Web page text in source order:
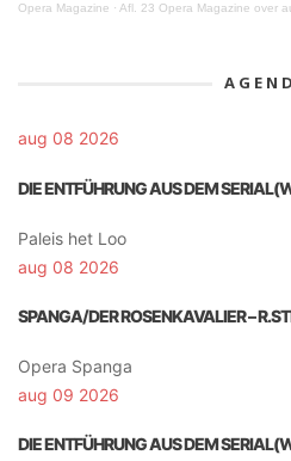
Opera Magazine · Afl. 23 Opera Magazine over
aug 08 2026
DIE ENTFÜHRUNG AUS DEM
Paleis het Loo
aug 08 2026
SPANGA/DER ROSENKAVALIER –
Opera Spanga
aug 09 2026
DIE ENTFÜHRUNG AUS DEM